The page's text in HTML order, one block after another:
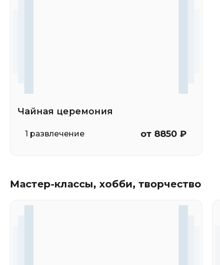
Чайная церемония
1 развлечение от 8850 ₽
Мастер-классы, хобби, творчество